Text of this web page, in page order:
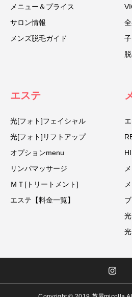
メニュー＆プライス
サロン情報
メンズ脱毛ガイド
エステ
光[フォト]フェイシャル
光[フォト]リフトアップ
オプションmenu
リンパマッサージ
ＭＴ[トリートメント]
エステ【料金一覧】